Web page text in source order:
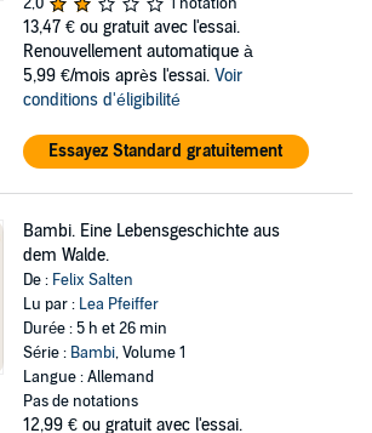
13,47 € ou gratuit avec l'essai.
Renouvellement automatique à
5,99 €/mois après l'essai. Voir
conditions d'éligibilité
Essayez Standard gratuitement
Bambi. Eine Lebensgeschichte aus
dem Walde.
De : Felix Salten
Lu par : Lea Pfeiffer
Durée : 5 h et 26 min
Série : Bambi, Volume 1
Langue : Allemand
Pas de notations
12,99 € ou gratuit avec l'essai.